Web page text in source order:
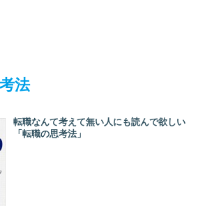
法
転職なんて考えて無い人にも読んで欲しい
「転職の思考法」